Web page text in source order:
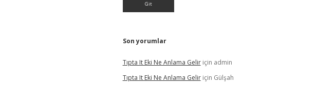
Son yorumlar
Tıpta It Eki Ne Anlama Geliriçin admin
Tıpta It Eki Ne Anlama Geliriçin Gülşah